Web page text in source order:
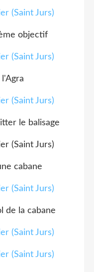
objectif
le balisage
cabane
de la cabane